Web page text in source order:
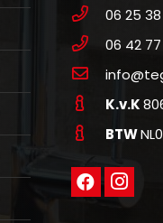
06 25
06 42 77
K.v.K
BTW